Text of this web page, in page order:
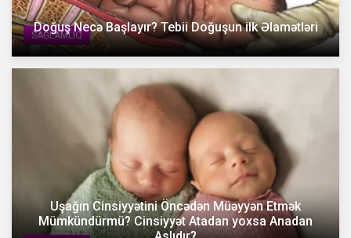
SAĞLAMLIQ
Doğuş Necə Başlayır? Tebii Doğuşun ilk Əlamətləri
Uşağın Cinsiyyətini Öncədən Müəyyən Etmək
Mümkündürmü? Cinsiyyət Atadan yoxsa Anadan